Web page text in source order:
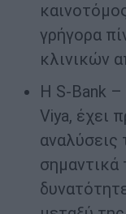
γρήγορα
κλινικών
Η S-Bank
Viya, έχει
αναλύσεις
σημαντικά